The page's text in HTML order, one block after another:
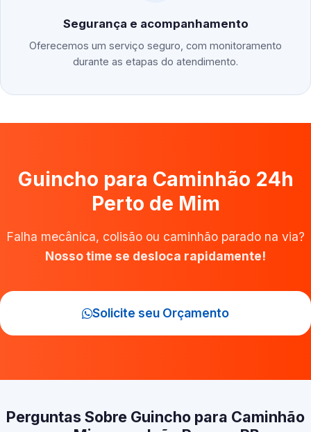
Segurança e acompanhamento
Oferecemos um serviço seguro, com monitoramento
durante as etapas do atendimento.
Guincho para Caminhão 24h
Perto de Mim
Falha mecânica, colisão ou caminhão parado na via?
Nosso time se desloca rapidamente!
Solicite seu Orçamento
Perguntas Sobre Guincho para Caminhão